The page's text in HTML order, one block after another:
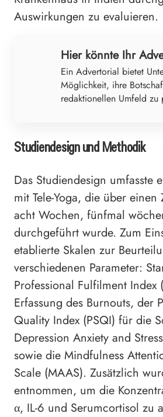
Auswirkungen zu evaluieren.
Hier könnte Ihr
Ein Advertorial bietet
Möglichkeit, ihre
redaktionellen Umfeld zu
Studiendesign und Methodik
Das Studiendesign umfasste
mit Tele-Yoga, die über einen
acht Wochen, fünfmal
durchgeführt wurde. Zum
etablierte Skalen zur
verschiedenen Parameter:
Professional Fulfilment Index
Erfassung des Burnouts, der
Quality Index (PSQI) für die
Depression Anxiety and
sowie die Mindfulness
Scale (MAAS). Zusätzlich
entnommen, um die
α, IL-6 und Serumcortisol zu